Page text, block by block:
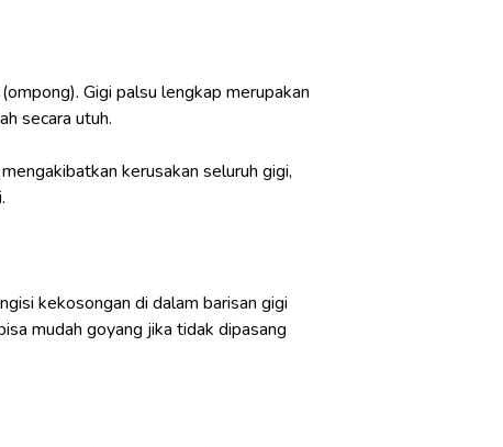
Gigi palsu lengkap merupakan
secara utuh.
kerusakan seluruh gigi,
kekosongan di dalam barisan gigi
mudah goyang jika tidak dipasang